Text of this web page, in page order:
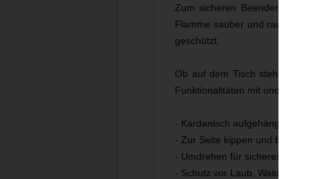
Zum sicheren Beenden drehst
Flamme sauber und rauchfrei
geschützt.
Ob auf dem Tisch stehend,
Funktionalitäten mit und
- Kardanisch aufgehängtes
- Zur Seite kippen und bequem
- Umdrehen für sicheres und
- Schutz vor Laub, Wasser und